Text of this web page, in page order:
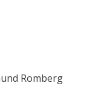
Romberg